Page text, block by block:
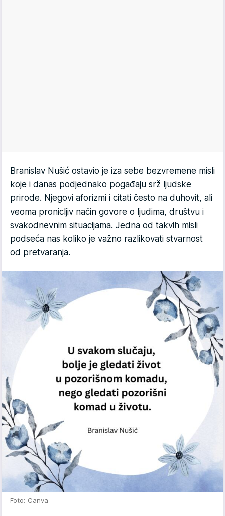
Branislav Nušić ostavio je iza sebe bezvremene misli
koje i danas podjednako pogađaju srž ljudske
prirode. Njegovi aforizmi i citati često na duhovit, ali
veoma pronicljiv način govore o ljudima, društvu i
svakodnevnim situacijama. Jedna od takvih misli
podseća nas koliko je važno razlikovati stvarnost
od pretvaranja.
Foto: Canva